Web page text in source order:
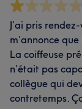
J’ai pris
m’annonce
La coiffeuse
n’était pas
collègue qui
contretemps.